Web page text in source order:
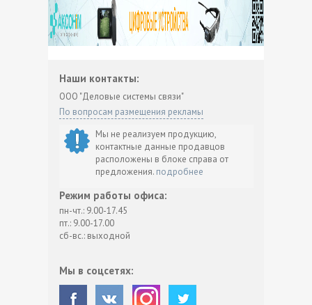
Наши контакты:
ООО "Деловые системы связи"
По вопросам размещения рекламы
Мы не реализуем продукцию,
контактные данные продавцов
расположены в блоке справа от
предложения. подробнее
Режим работы офиса:
пн-чт.: 9.00-17.45
пт.: 9.00-17.00
сб-вс.: выходной
Мы в соцсетях: